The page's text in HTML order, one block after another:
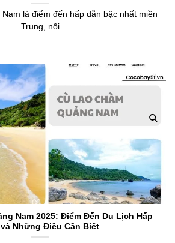
Nam là điểm đến hấp dẫn bậc nhất miền
Trung, nổi
Nam 2025: Điểm Đến Du Lịch Hấp
và Những Điều Cần Biết